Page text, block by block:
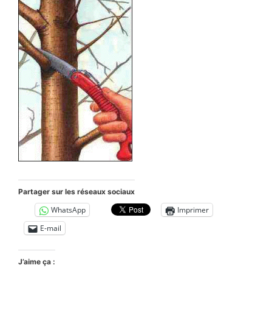
Partager sur les réseaux sociaux
WhatsApp
Imprimer
E-mail
J’aime ça :